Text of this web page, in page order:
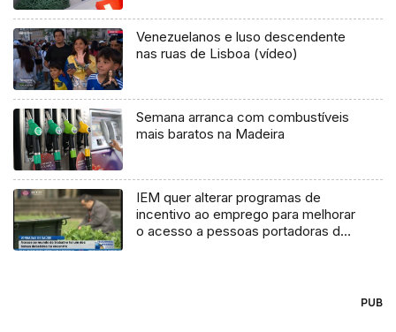
Venezuelanos e luso descendente
nas ruas de Lisboa (vídeo)
Semana arranca com combustíveis
mais baratos na Madeira
IEM quer alterar programas de
incentivo ao emprego para melhorar
o acesso a pessoas portadoras de
PUB